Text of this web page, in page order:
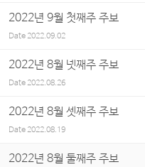
2022년 9월 첫째주 주보
Date2022.09.02
2022년 8월 넷째주 주보
Date2022.08.26
2022년 8월 셋째주 주보
Date2022.08.19
2022년 8월 둘째주 주보